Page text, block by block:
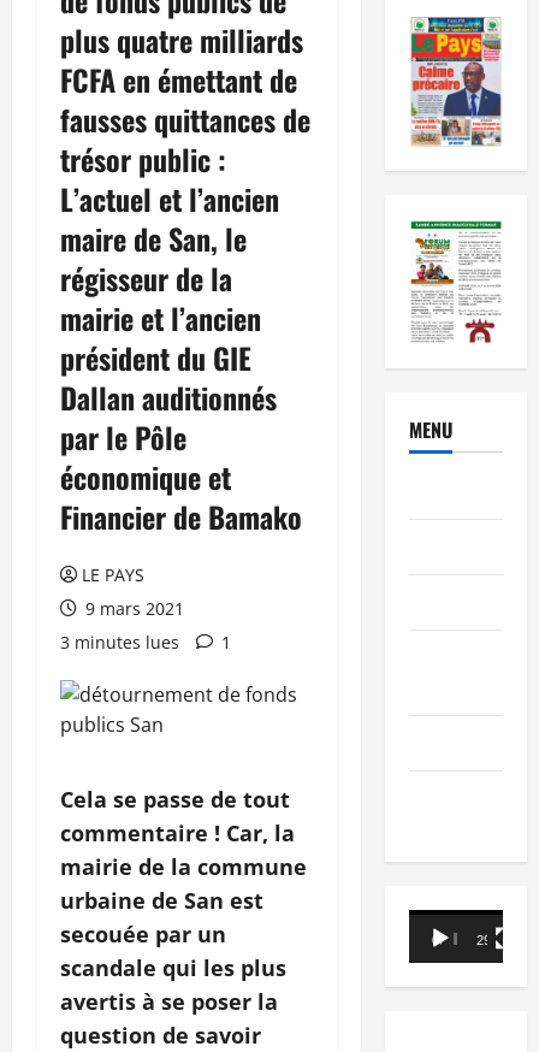
plus quatre milliards
FCFA en émettant de
fausses quittances de
trésor public :
L’actuel et l’ancien
maire de San, le
régisseur de la
mairie et l’ancien
président du GIE
Dallan auditionnés
par le Pôle
économique et
Financier de Bamako
LE PAYS
9 mars 2021
3 minutes lues
1
Cela se passe de tout
commentaire ! Car, la
mairie de la commune
urbaine de San est
secouée par un
scandale qui les plus
avertis à se poser la
question de savoir
MENU
Lecteur
vidéo
00:00 29:21